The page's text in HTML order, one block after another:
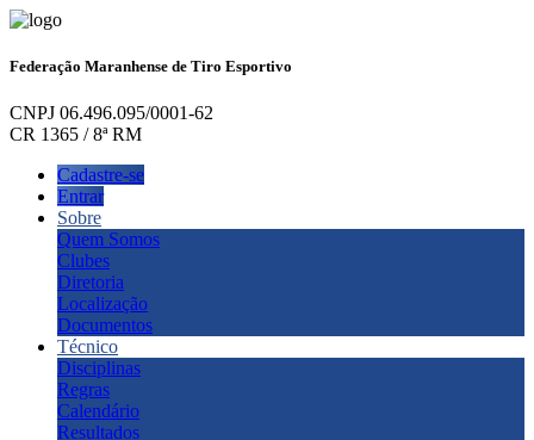
Federação Maranhense de Tiro Esportivo
CNPJ 06.496.095/0001-62
CR 1365 / 8ª RM
Cadastre-se
Entrar
Sobre
Quem Somos
Clubes
Diretoria
Localização
Documentos
Técnico
Disciplinas
Regras
Calendário
Resultados